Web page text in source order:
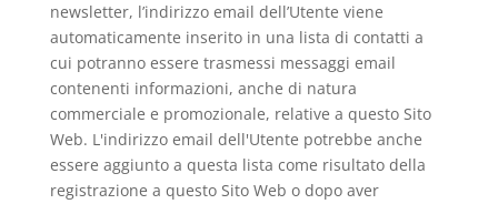
newsletter, l’indirizzo email dell’Utente viene
automaticamente inserito in una lista di contatti a
cui potranno essere trasmessi messaggi email
contenenti informazioni, anche di natura
commerciale e promozionale, relative a questo Sito
Web. L'indirizzo email dell'Utente potrebbe anche
essere aggiunto a questa lista come risultato della
registrazione a questo Sito Web o dopo aver